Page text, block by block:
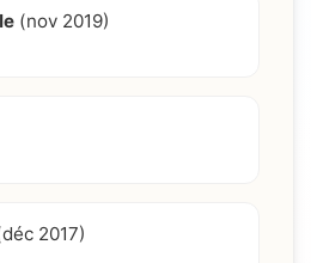
(nov 2019)
2017)